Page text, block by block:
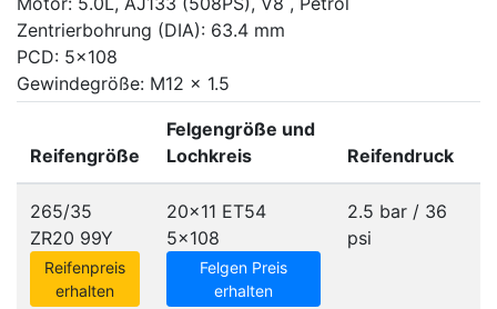
Zentrierbohrung (DIA): 63.4 mm
PCD: 5x108
Gewindegröße: M12 x 1.5
Reifengröße
Felgengröße und
Lochkreis
Reifendruck
265/35
ZR20 99Y
Reifenpreis
erhalten
20x11 ET54
5x108
Felgen Preis
erhalten
2.5 bar / 36
psi